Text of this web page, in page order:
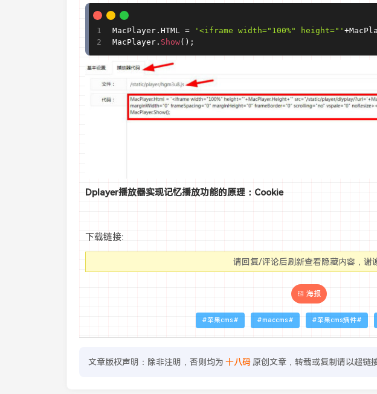
MacPlayer. HTML = '<iframe width="100%" height="' +
MacPlayer. Show( ) ;
Dplayer播放器实现记忆播放功能的原理：Cookie
下载链接:
请回复/评论后刷新查看隐藏内容，谢
海报
苹果cms maccms 苹果cms插件
文章版权声明：除非注明，否则均为 十八码 原创文章，转载或复制请以超链